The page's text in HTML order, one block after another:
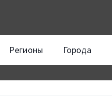
Регионы Города